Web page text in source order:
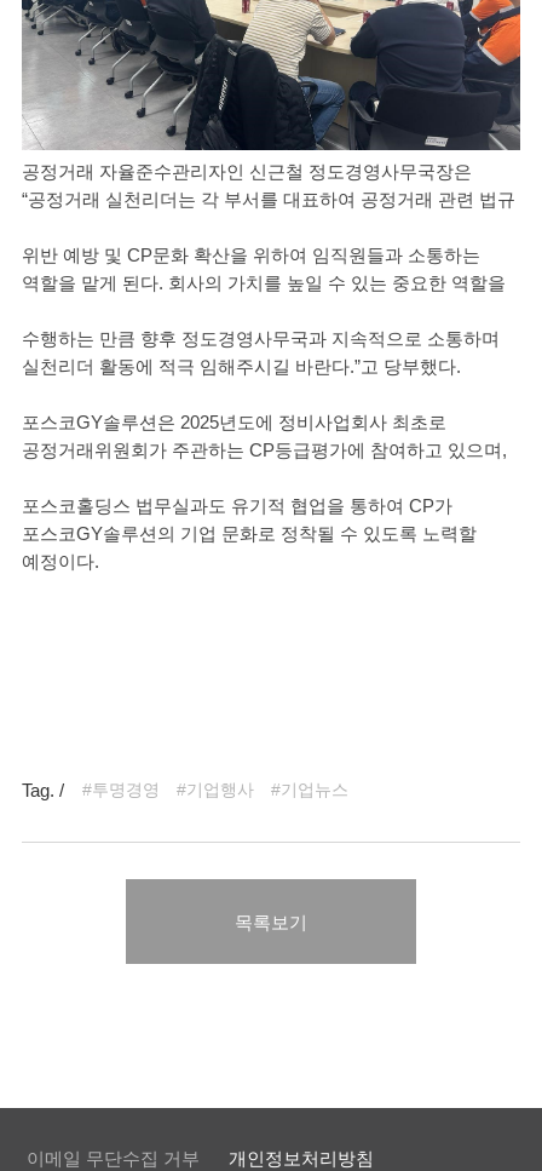
공정거래 자율준수관리자인 신근철 정도경영사무국장은
“공정거래 실천리더는 각 부서를 대표하여 공정거래 관련 법규
위반 예방 및 CP문화 확산을 위하여 임직원들과 소통하는
역할을 맡게 된다. 회사의 가치를 높일 수 있는 중요한 역할을
수행하는 만큼 향후 정도경영사무국과 지속적으로 소통하며
실천리더 활동에 적극 임해주시길 바란다.”고 당부했다.
포스코GY솔루션은 2025년도에 정비사업회사 최초로
공정거래위원회가 주관하는 CP등급평가에 참여하고 있으며,
포스코홀딩스 법무실과도 유기적 협업을 통하여 CP가
포스코GY솔루션의 기업 문화로 정착될 수 있도록 노력할
예정이다.
Tag. / #투명경영 #기업행사 #기업뉴스
목록보기
이메일 무단수집 거부 개인정보처리방침